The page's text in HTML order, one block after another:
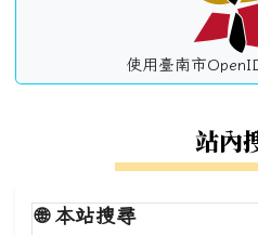
使用臺南市
站內
🌐本站搜尋